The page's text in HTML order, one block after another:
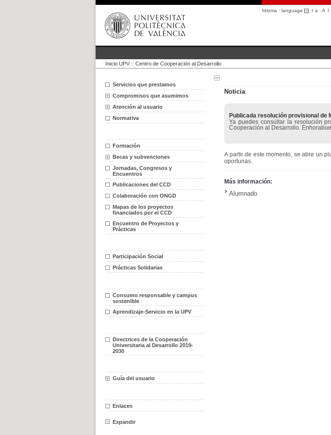
Idioma · language I a ·A I
Inicio UPV :: Centro de Cooperación al Desarrollo
Servicios que prestamos
Compromisos que asumimos
Atención al usuario
Normativa
Formación
Becas y subvenciones
Jornadas, Congresos y
Encuentros
Publicaciones del CCD
Colaboración con ONGD
Mapas de los proyectos
financiados por el CCD
Encuentro de Proyectos y
Prácticas
Participación Social
Prácticas Solidarias
Consumo responsable y campus
sostenible
Aprendizaje-Servicio en la UPV
Directrices de la Cooperación
Universitaria al Desarrollo 2019-
2030
Guía del usuario
Enlaces
Expandir
Noticia
Publicada resolución provisional de
Ya puedes consultar la resolución
Cooperación al Desarrollo.
A partir de este momento, se abre un
oportunas.
Más información:
Alumnado